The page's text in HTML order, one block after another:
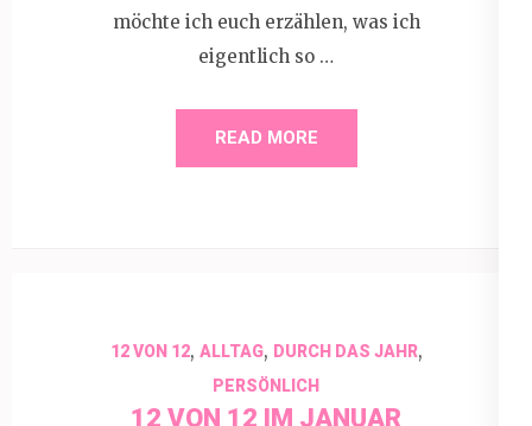
möchte ich euch erzählen, was ich
eigentlich so …
READ MORE
12 VON 12, ALLTAG, DURCH DAS JAHR,
PERSÖNLICH
12 VON 12 IM JANUAR